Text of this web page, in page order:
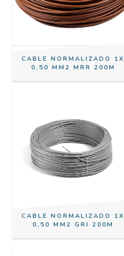
CABLE NORMALIZADO 1X
0,50 MM2 MRR 200M
CABLE NORMALIZADO 1X
0,50 MM2 GRI 200M